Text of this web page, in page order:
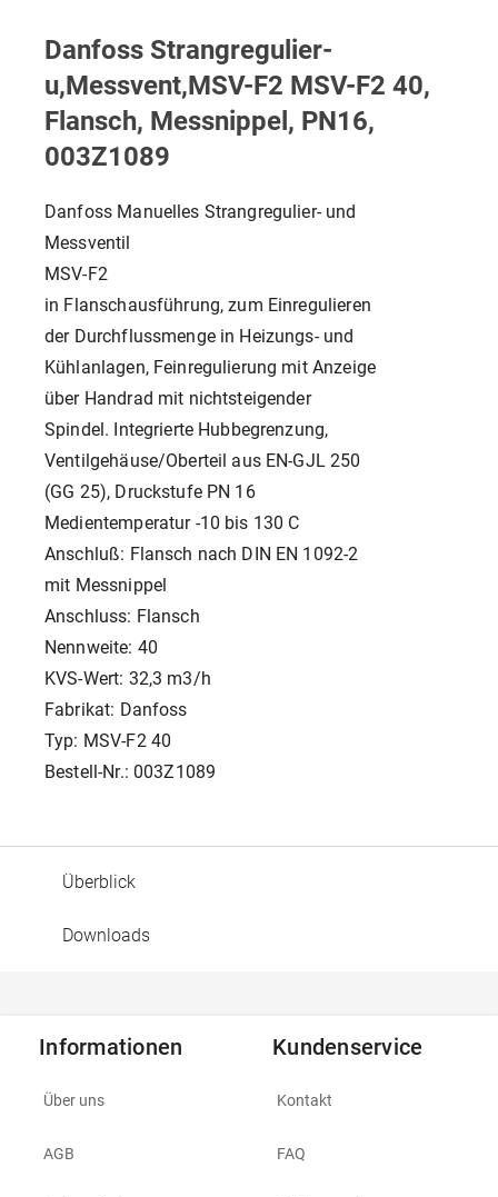
Danfoss Strangregulier-
u,Messvent,MSV-F2 MSV-F2 40,
Flansch, Messnippel, PN16,
003Z1089
Danfoss Manuelles Strangregulier- und
Messventil
MSV-F2
in Flanschausführung, zum Einregulieren
der Durchflussmenge in Heizungs- und
Kühlanlagen, Feinregulierung mit Anzeige
über Handrad mit nichtsteigender
Spindel. Integrierte Hubbegrenzung,
Ventilgehäuse/Oberteil aus EN-GJL 250
(GG 25), Druckstufe PN 16
Medientemperatur -10 bis 130 C
Anschluß: Flansch nach DIN EN 1092-2
mit Messnippel
Anschluss: Flansch
Nennweite: 40
KVS-Wert: 32,3 m3/h
Fabrikat: Danfoss
Typ: MSV-F2 40
Bestell-Nr.: 003Z1089
Überblick
Downloads
Informationen
Über uns
AGB
Kundenservice
Kontakt
FAQ